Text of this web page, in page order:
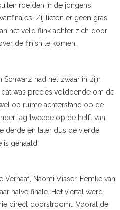
roeiden in de jongens
Zij lieten er geen gras
het veld flink achter zich door
de finish te komen.
Schwarz had het zwaar in zijn
was precies voldoende om de
op ruime achterstand op de
lag tweede op de helft van
derde en later dus de vierde
gehaald.
Naomi Visser, Femke van
halve finale. Het viertal werd
direct doorstroomt. Vooral de